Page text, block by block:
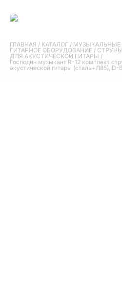
ГЛАВНАЯ / КАТАЛОГ /
ГИТАРНОЕ ОБОРУДОВАНИЕ /
ДЛЯ АКУСТИЧЕСКОЙ ГИТАРЫ /
Господин музыкант R-12 комплект
акустической гитары (сталь+Л85),